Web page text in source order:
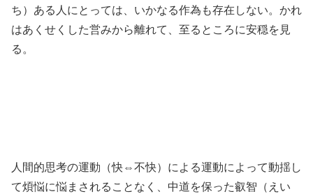
ち）ある人にとっては、いかなる作為も存在しない。かれ
はあくせくした営みから離れて、至るところに安穏を見
る。
人間的思考の運動（快⇔不快）による運動によって動揺し
て煩悩に悩まされることなく、中道を保った叡智（えい